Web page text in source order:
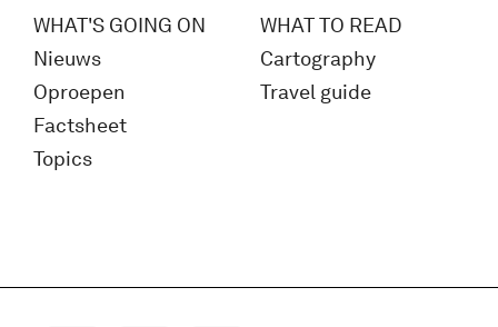
WHAT'S GOING ON
Nieuws
Oproepen
Factsheet
Topics
WHAT TO READ
Cartography
Travel guide